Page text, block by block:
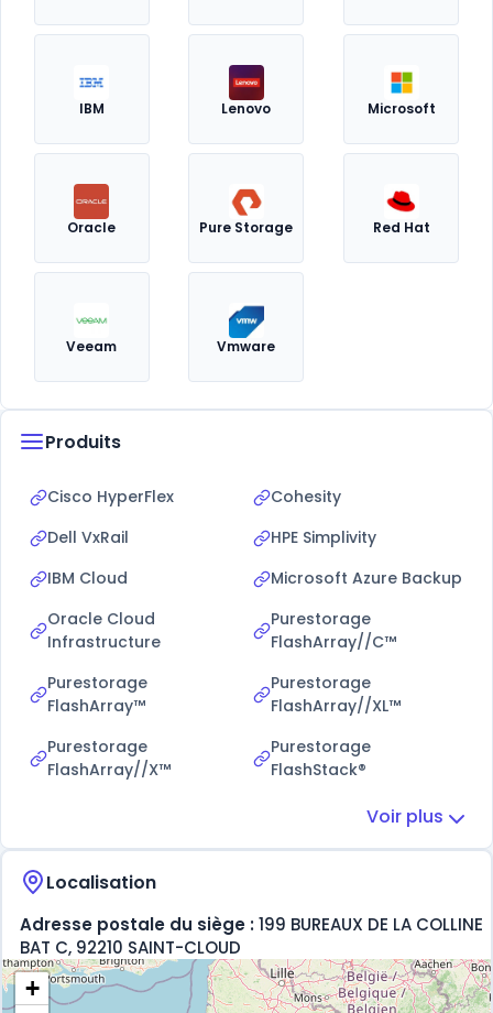
IBM Lenovo Microsoft
Oracle Pure Storage Red Hat
Veeam Vmware
Produits
Cisco HyperFlex
Cohesity
Dell VxRail
HPE Simplivity
IBM Cloud
Microsoft Azure Backup
Oracle Cloud
Infrastructure
Purestorage
FlashArray//C™
Purestorage
FlashArray™
Purestorage
FlashArray//XL™
Purestorage
FlashArray//X™
Purestorage
FlashStack®
Voir plus
Localisation
Adresse postale du siège :199 BUREAUX DE LA COLLINE
BAT C, 92210 SAINT-CLOUD
+